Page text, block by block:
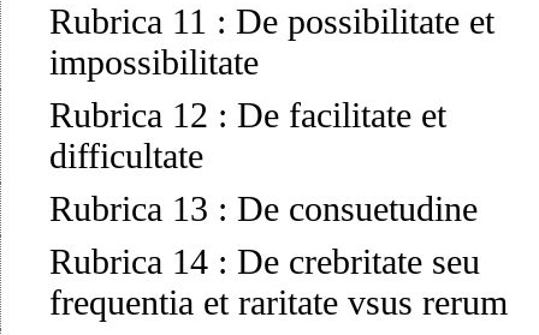
Rubrica 11 : De possibilitate et
impossibilitate
Rubrica 12 : De facilitate et
difficultate
Rubrica 13 : De consuetudine
Rubrica 14 : De crebritate seu
frequentia et raritate vsus rerum